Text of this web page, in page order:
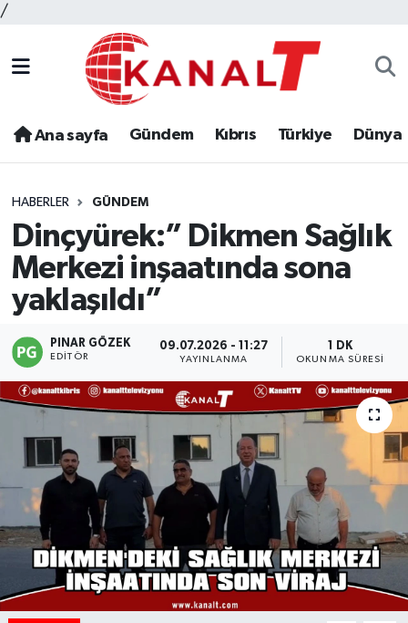
/
Ana sayfa Gündem Kıbrıs Türkiye Dünya
HABERLER GÜNDEM
Dinçyürek:” Dikmen Sağlık
Merkezi inşaatında sona
yaklaşıldı”
PINAR GÖZEK
EDITÖR
09.07.2026 - 11:27
YAYINLANMA
1 DK
OKUNMA SÜRESI